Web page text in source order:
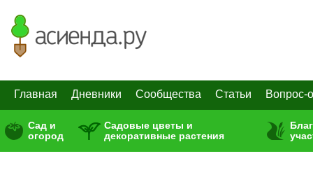
Главная Дневники Сообщества Статьи Вопрос-
Сад и
огород
Садовые цветы и
декоративные растения